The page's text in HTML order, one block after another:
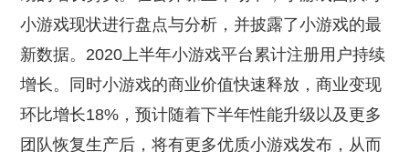
小游戏现状进行盘点与分析，并披露了小游戏的最
新数据。2020上半年小游戏平台累计注册用户持续
增长。同时小游戏的商业价值快速释放，商业变现
环比增长18%，预计随着下半年性能升级以及更多
团队恢复生产后，将有更多优质小游戏发布，从而